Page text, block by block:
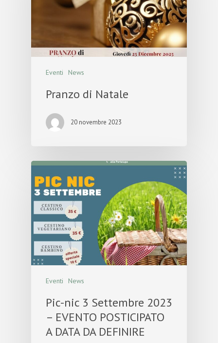
Eventi News
Pranzo di Natale
20 novembre 2023
Eventi News
Pic-nic 3 Settembre 2023
– EVENTO POSTICIPATO
A DATA DA DEFINIRE